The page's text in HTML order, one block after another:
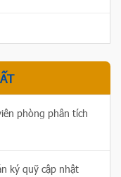
phòng phân tích
ký quỹ cập nhật